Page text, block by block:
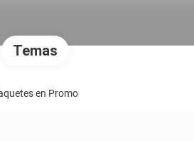
Temas
en Promo